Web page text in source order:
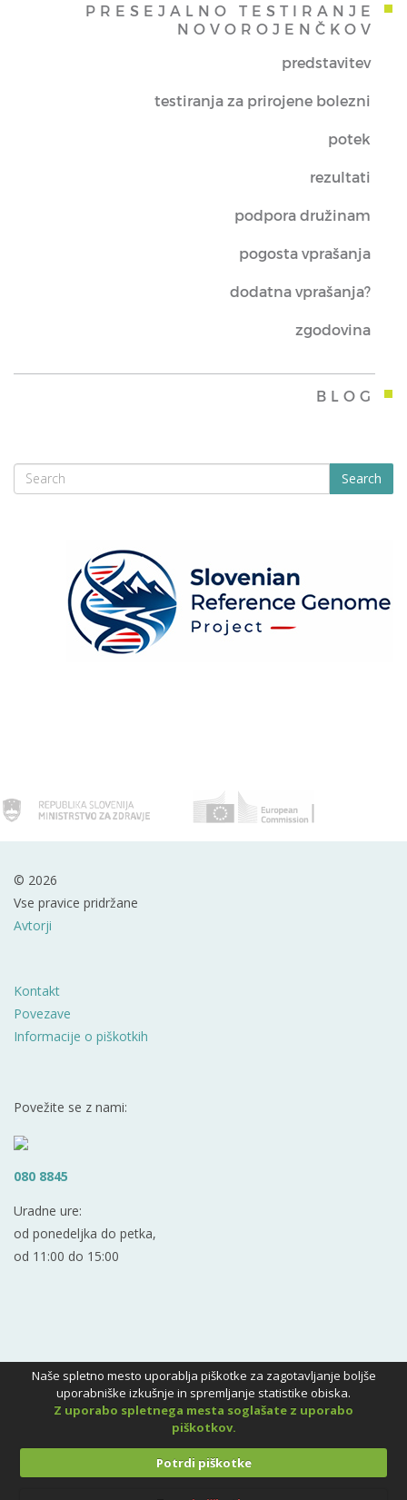
PRESEJALNO TESTIRANJE
NOVOROJENČKOV
predstavitev
testiranja za prirojene bolezni
potek
rezultati
podpora družinam
pogosta vprašanja
dodatna vprašanja?
zgodovina
BLOG
Search
© 2026
Vse pravice pridržane
Avtorji
Kontakt
Povezave
Informacije o piškotkih
Povežite se z nami:
080 8845
Uradne ure:
od ponedeljka do petka,
od 11:00 do 15:00
Naše spletno mesto uporablja piškotke za zagotavljanje boljše
uporabniške izkušnje in spremljanje statistike obiska.
Z uporabo spletnega mesta soglašate z uporabo
piškotkov.
Potrdi piškotke